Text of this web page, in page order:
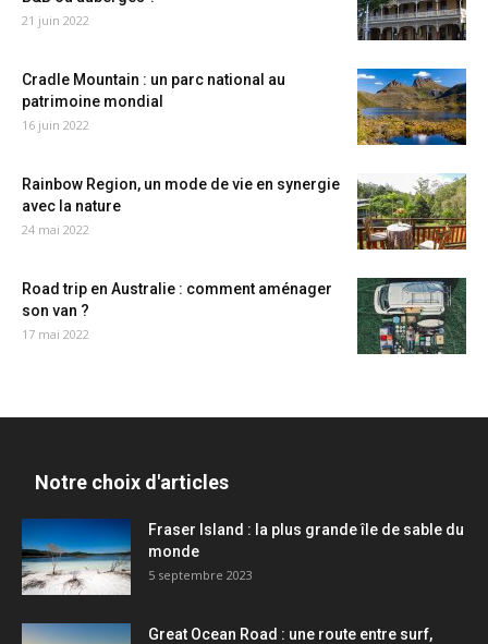
21 juin 2022
Cradle Mountain : un parc national au
patrimoine mondial
16 juin 2022
Rainbow Region, un mode de vie en synergie
avec la nature
24 mai 2022
Road trip en Australie : comment aménager
son van ?
17 mai 2022
Notre choix d'articles
Fraser Island : la plus grande île de sable du
monde
5 septembre 2023
Great Ocean Road : une route entre surf,